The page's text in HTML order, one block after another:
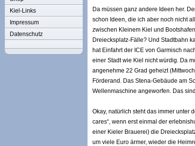
Kiel-Links
Impressum
Datenschutz
Da müssen ganz andere Ideen her.
schon Ideen, die ich aber noch nicht
zwischen Kleinem Kiel und
Dreiecksplatz-Fälle? Und Stadtbahn
hat Einfahrt der ICE von Garmisch
einer Stadt wie Kiel nicht würdig. Da
angenehme 22 Grad geheizt
Förderand. Das Stena-Gebäude am
Wellenmaschine angeworfen. Das
Okay, natürlich steht das immer unter
cares“, wenn erst einmal der
einer Kieler Brauerei) die
um viele Euro ärmer, wieder die